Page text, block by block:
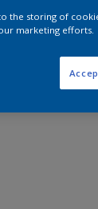
the storing of
marketing efforts.